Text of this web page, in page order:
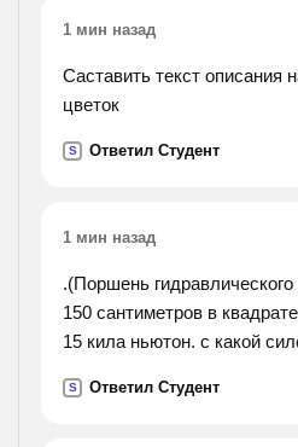
1 мин назад
Саставить текст описания
цветок
S Ответил Студент
1 мин назад
.(Поршень
150 сантиметров в
15 кила ньютон. с какой
сантиметра в квадрате?).
S Ответил Студент